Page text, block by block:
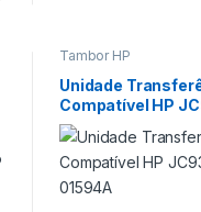
Tambor HP
Unidade
Compatível HP
01594A